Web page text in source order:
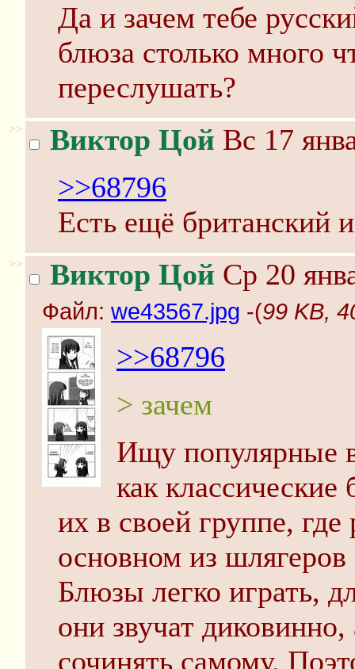
Да и зачем тебе
блюза столько много
переслушать?
>> Виктор Цой Вс 17
>>68796
Есть ещё британский
>> Виктор Цой Ср 20
Файл: we43567.jpg -(99 KB,
>>68796
> зачем
Ищу популярные
как
их в своей группе, где
основном из шлягеров
Блюзы легко играть,
они звучат
сочинять самому.